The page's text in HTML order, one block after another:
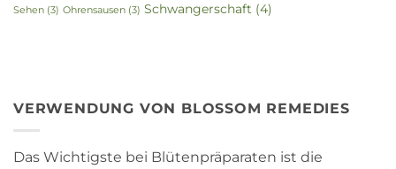
Sehen (3) Ohrensausen (3) Schwangerschaft (4)
VERWENDUNG VON BLOSSOM REMEDIES
Das Wichtigste bei Blütenpräparaten ist die